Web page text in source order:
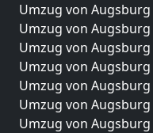
Umzug von
Umzug von
Umzug von
Umzug von
Umzug von
Umzug von
Umzug von